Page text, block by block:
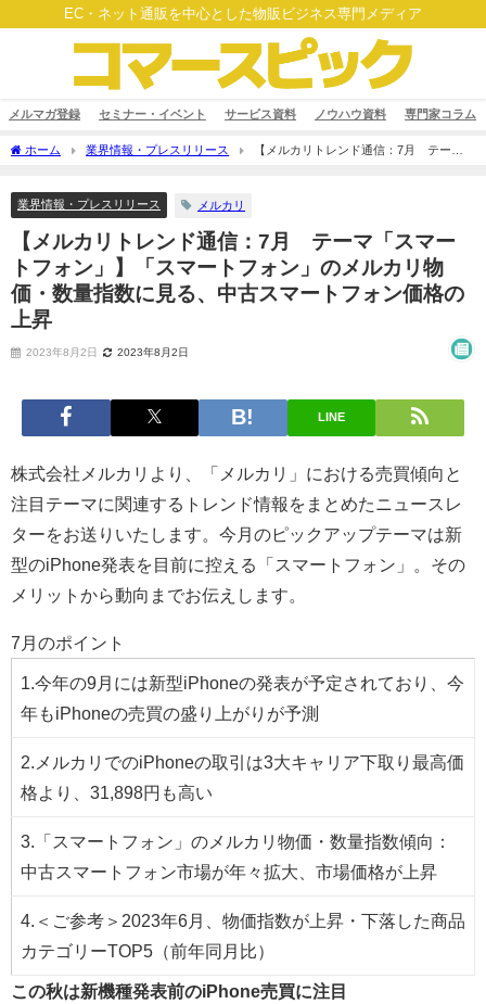
EC・ネット通販を中心とした物販ビジネス専門メディア
メルマガ登録 セミナー・イベント サービス資料 ノウハウ資料 専門家コラム
ホーム 業界情報・プレスリリース
【メルカリトレンド通信：7月 テーマ
業界情報・プレスリリース
メルカリ
【メルカリトレンド通信：7月 テーマ「スマー
トフォン」】「スマートフォン」のメルカリ物
価・数量指数に見る、中古スマートフォン価格の
上昇
2023年8月2日 2023年8月2日
LINE
株式会社メルカリより、「メルカリ」における売買傾向と
注目テーマに関連するトレンド情報をまとめたニュースレ
ターをお送りいたします。今月のピックアップテーマは新
型のiPhone発表を目前に控える「スマートフォン」。その
メリットから動向までお伝えします。
7月のポイント
1.今年の9月には新型iPhoneの発表が予定されており、今
年もiPhoneの売買の盛り上がりが予測
2.メルカリでのiPhoneの取引は3大キャリア下取り最高価
格より、31,898円も高い
3.「スマートフォン」のメルカリ物価・数量指数傾向：
中古スマートフォン市場が年々拡大、市場価格が上昇
4.＜ご参考＞2023年6月、物価指数が上昇・下落した商品
カテゴリーTOP5（前年同月比）
この秋は新機種発表前のiPhone売買に注目